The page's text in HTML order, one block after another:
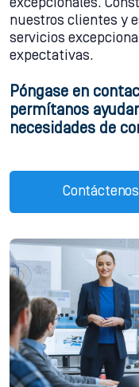
excepcionales.
nuestros clientes y
servicios
expectativas.
Póngase en
permítanos
necesidades de
Contáctenos